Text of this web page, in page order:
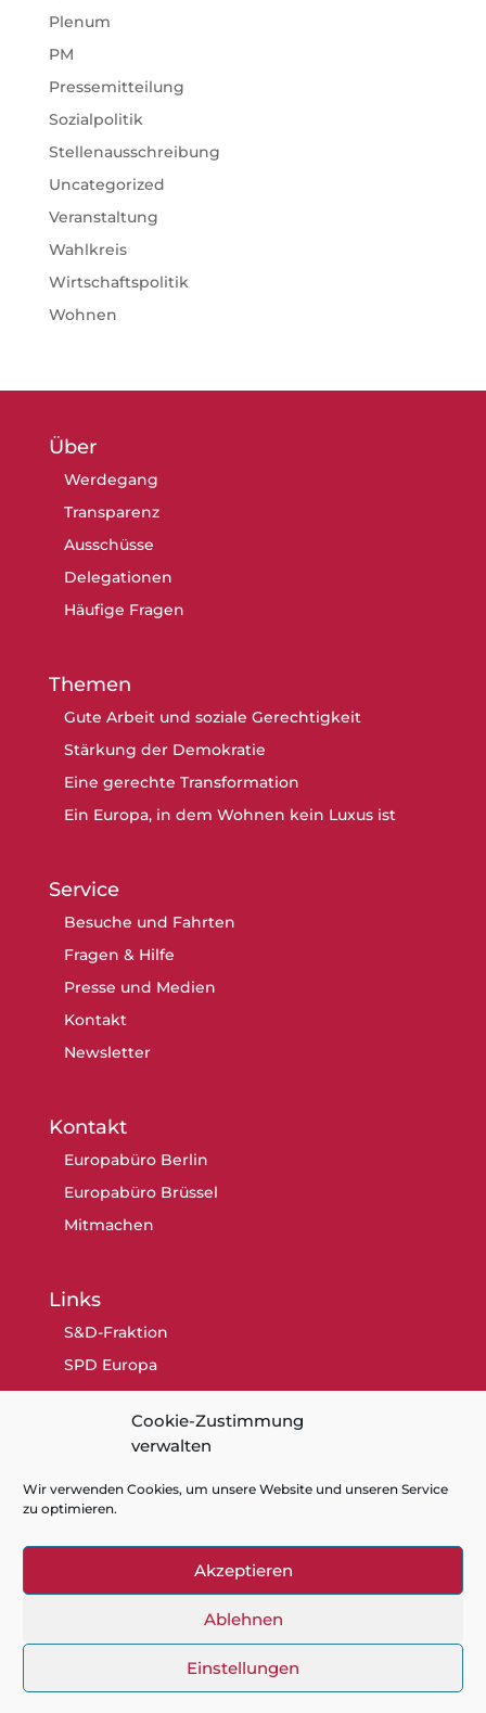
Cookie-Zustimmung
verwalten
Wir verwenden Cookies, um unsere Website und unseren Service
zu optimieren.
Akzeptieren
Ablehnen
Einstellungen
Plenum
PM
Pressemitteilung
Sozialpolitik
Stellenausschreibung
Uncategorized
Veranstaltung
Wahlkreis
Wirtschaftspolitik
Wohnen
Über
Werdegang
Transparenz
Ausschüsse
Delegationen
Häufige Fragen
Themen
Gute Arbeit und soziale Gerechtigkeit
Stärkung der Demokratie
Eine gerechte Transformation
Ein Europa, in dem Wohnen kein Luxus ist
Service
Besuche und Fahrten
Fragen & Hilfe
Presse und Medien
Kontakt
Newsletter
Kontakt
Europabüro Berlin
Europabüro Brüssel
Mitmachen
Links
S&D-Fraktion
SPD Europa
Datenschutz
Cookie-Richtlinie (EU)
Gaby Bischoff - Mitglied des Europaparlaments